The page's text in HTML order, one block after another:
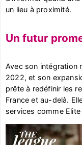
un lieu à proximité.
Un futur
Avec son intégration
2022, et son
prête à redéfinir les
France et au-delà.
services comme Elite